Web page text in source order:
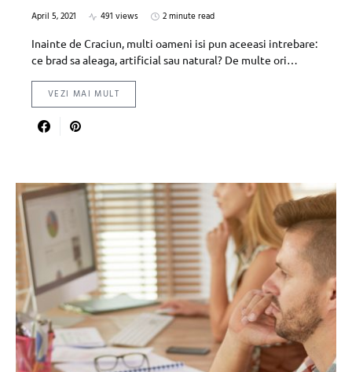
April 5, 2021 491 views
2 minute read
Inainte de Craciun, multi oameni isi pun aceeasi intrebare:
ce brad sa aleaga, artificial sau natural? De multe ori…
VEZI MAI MULT